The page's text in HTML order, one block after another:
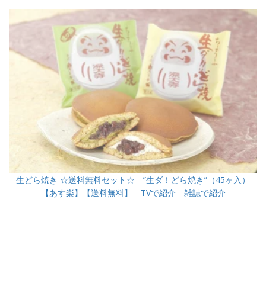
生どら焼き ☆送料無料セット☆ ”生ダ！どら焼き”（45ヶ入）
【あす楽】【送料無料】 TVで紹介 雑誌で紹介